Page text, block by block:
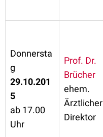
Donnersta
g
29.10.201
5
ab 17.00
Uhr
Prof. Dr.
Brücher
ehem.
Ärztlicher
Direktor